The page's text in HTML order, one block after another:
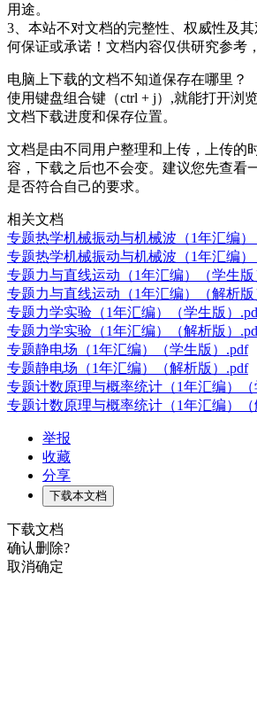
用途。
3、本站不对文档的完整性、权威性及
何保证或承诺！文档内容仅供研究参考
电脑上下载的文档不知道保存在哪里？
使用键盘组合键（ctrl + j）,就能打开浏
文档下载进度和保存位置。
文档是由不同用户整理和上传，上传的
容，下载之后也不会变。建议您先查看
是否符合自己的要求。
相关文档
专题热学机械振动与机械波（1年汇编
专题热学机械振动与机械波（1年汇编
专题力与直线运动（1年汇编）（学生版
专题力与直线运动（1年汇编）（解析版
专题力学实验（1年汇编）（学生版）
专题力学实验（1年汇编）（解析版）
专题静电场（1年汇编）（学生版）.pdf
专题静电场（1年汇编）（解析版）.pdf
专题计数原理与概率统计（1年汇编）
专题计数原理与概率统计（1年汇编）
举报
收藏
分享
下载本文档
下载文档
确认删除?
取消确定